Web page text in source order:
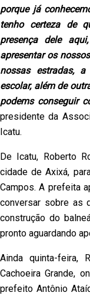
porque já
tenho certeza de
presença dele
apresentar os
nossas estradas, a
escolar, além de
podems conseguir
presidente da
Icatu.
De Icatu, Roberto
cidade de Axixá,
Campos. A prefeita
conversar sobre as
construção do
pronto aguardando
Ainda quinta-feira,
Cachoeira Grande,
prefeito Antônio